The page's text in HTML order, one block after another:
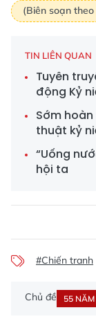
(Biên soạn
TIN LIÊN QUAN
Tuyên
động Kỷ
Sớm
thuật kỷ
“Uống
hội ta
#Chiến tranh
Chủ đề 55